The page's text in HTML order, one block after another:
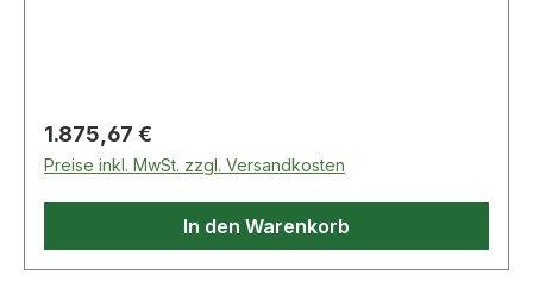
Regulärer Preis:
1.875,67 €
Preise inkl. MwSt. zzgl. Versandkosten
In den Warenkorb